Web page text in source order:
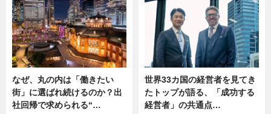
なぜ、丸の内は「働きたい
街」に選ばれ続けるのか？出
社回帰で求められる“…
世界33カ国の経営者を見てき
たトップが語る、「成功する
経営者」の共通点…